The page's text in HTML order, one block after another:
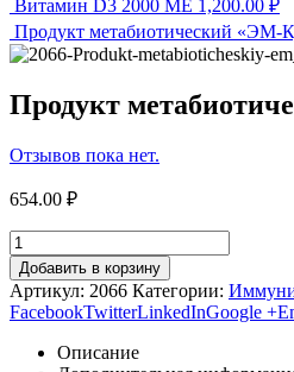
Витамин D3 2000 МЕ 1,200.00 ₽
Продукт метабиотический «ЭМ-
Продукт
Отзывов пока нет.
654.00 ₽
Добавить в корзину
Артикул: 2066 Категории:
FacebookTwitterLinkedInGoogle +
Описание